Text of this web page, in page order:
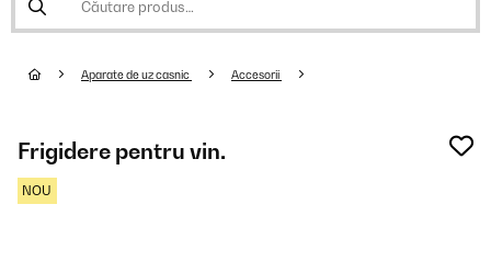
Aparate de uz casnic Accesorii
Frigidere pentru vin.
NOU